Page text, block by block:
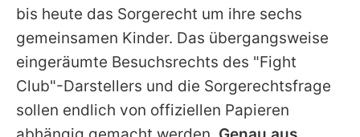
bis heute das Sorgerecht um ihre sechs
gemeinsamen Kinder. Das übergangsweise
eingeräumte Besuchsrechts des "Fight
Club"-Darstellers und die Sorgerechtsfrage
sollen endlich von offiziellen Papieren